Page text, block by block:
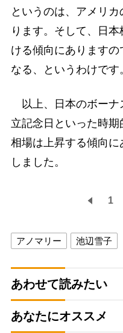
というのは、アメリ
ります。そして、日
ける傾向にありますの
なる、というわけです
以上、日本のボーナ
立記念日といった時
相場は上昇する傾向に
しました。
1
アノマリー 池辺雪子
あわせて読みたい
あなたにオススメ